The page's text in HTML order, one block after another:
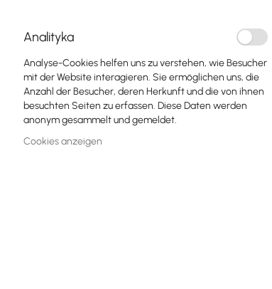
MikroTik-Lizenzen
Überwachung, Smart Home IoT
Outdoor-WiFi-Geräte
Analityka
Analyse-Cookies helfen uns zu verstehen, wie Besucher
mit der Website interagieren. Sie ermöglichen uns, die
Anzahl der Besucher, deren Herkunft und die von ihnen
besuchten Seiten zu erfassen. Diese Daten werden
anonym gesammelt und gemeldet.
Cookies anzeigen